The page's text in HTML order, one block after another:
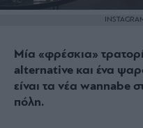
Μία «φρέσκια»
alternative και ένα
είναι τα νέα wannabe
πόλη.